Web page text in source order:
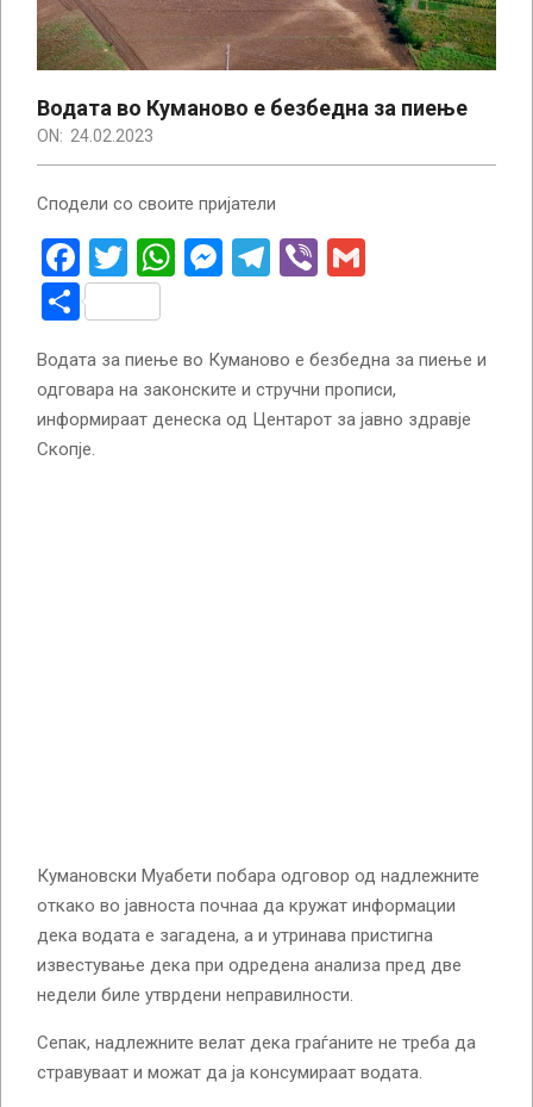
Водата во Куманово е безбедна за пиење
ON: 24.02.2023
Сподели со своите пријатели
Facebook
Twitter
WhatsApp
Messenger
Telegram
Viber
Share
Водата за пиење во Куманово е безбедна за пиење и
одговара на законските и стручни прописи,
информираат денеска од Центарот за јавно здравје
Скопје.
Кумановски Муабети побара одговор од надлежните
откако во јавноста почнаа да кружат информации
дека водата е загадена, а и утринава пристигна
известување дека при одредена анализа пред две
недели биле утврдени неправилности.
Сепак, надлежните велат дека граѓаните не треба да
стравуваат и можат да ја консумираат водата.